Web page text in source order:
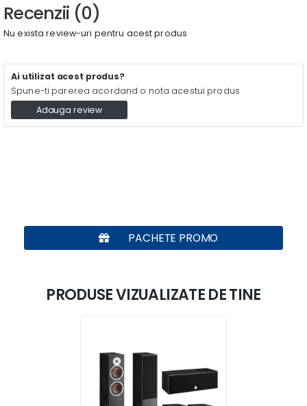
Recenzii (0)
Nu exista review-uri pentru acest produs
Ai utilizat acest produs?
Spune-ti parerea acordand o nota acestui produs
Adauga review
PACHETE PROMO
PRODUSE VIZUALIZATE DE TINE